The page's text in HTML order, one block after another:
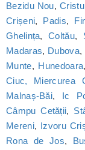
Bezidu Nou,
Crișeni, Padis,
Ghelința,Coltău,
Madaras, Dubova,
Munte, Hunedoara,
Ciuc, Miercurea
Malnaș-Băi, Ic
Câmpu Cetății,
Mereni, Izvoru
Rona de Jos,